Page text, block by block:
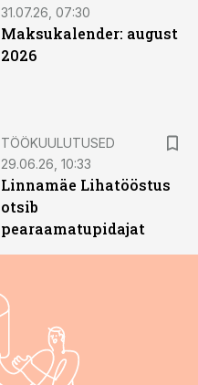
31.07.26, 07:30
Maksukalender: august
2026
TÖÖKUULUTUSED
29.06.26, 10:33
Linnamäe Lihatööstus
otsib
pearaamatupidajat